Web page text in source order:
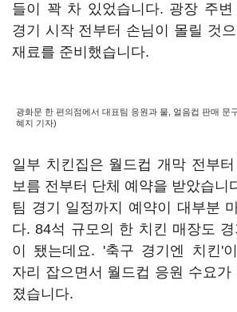
들이 꽉 차 있었습니다. 광장 주
경기 시작 전부터 손님이 몰릴 것
재료를 준비했습니다.
광화문 한 편의점에서 대표팀 응원과 물, 얼음컵 판매 문
혜지 기자)
일부 치킨집은 월드컵 개막 전부
보름 전부터 단체 예약을 받았습니
팀 경기 일정까지 예약이 대부분
다. 84석 규모의 한 치킨 매장도
이 됐는데요. '축구 경기엔 치킨'
자리 잡으면서 월드컵 응원 수요가
졌습니다.